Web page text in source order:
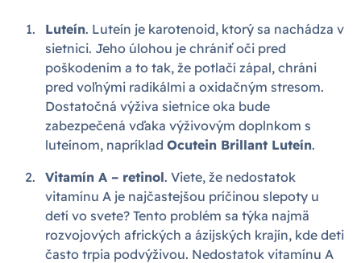
Luteín. Luteín je karotenoid, ktorý sa nachádza v
sietnici. Jeho úlohou je chrániť oči pred
poškodením a to tak, že potlačí zápal, chráni
pred voľnými radikálmi a oxidačným stresom.
Dostatočná výživa sietnice oka bude
zabezpečená vďaka výživovým doplnkom s
luteínom, napríklad Ocutein Brillant Luteín.
Vitamín A – retinol. Viete, že nedostatok
vitamínu A je najčastejšou príčinou slepoty u
detí vo svete? Tento problém sa týka najmä
rozvojových afrických a ázijských krajín, kde deti
často trpia podvýživou. Nedostatok vitamínu A